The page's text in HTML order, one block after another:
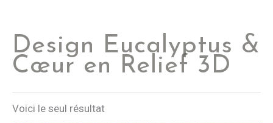
Design Eucalyptus &
Cœur en Relief 3D
Voici le seul résultat